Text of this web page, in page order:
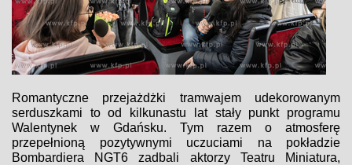
Romantyczne przejażdżki tramwajem udekorowanym
serduszkami to od kilkunastu lat stały punkt programu
Walentynek w Gdańsku. Tym razem o atmosferę
przepełnioną pozytywnymi uczuciami na pokładzie
Bombardiera NGT6 zadbali aktorzy Teatru Miniatura,